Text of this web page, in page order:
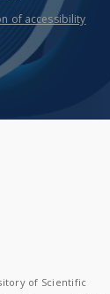
of accessibility
of Scientific